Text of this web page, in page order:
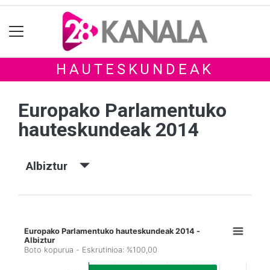
HAUTESKUNDEAK
Europako Parlamentuko
hauteskundeak 2014
Albiztur
Europako Parlamentuko hauteskundeak 2014 -
Albiztur
Boto kopurua - Eskrutinioa: %100,00